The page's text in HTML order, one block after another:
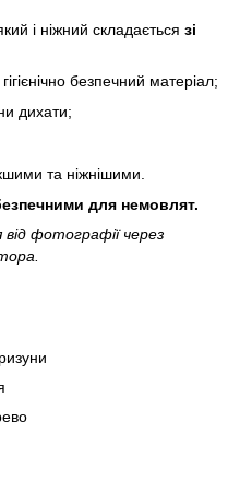
і ніжний складається зі
безпечний матеріал;
дихати;
та ніжнішими.
для немовлят.
від фотографії через